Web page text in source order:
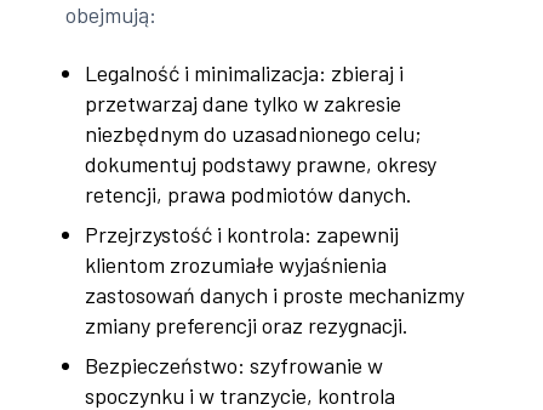
obejmują:
Legalność i minimalizacja: zbieraj i
przetwarzaj dane tylko w zakresie
niezbędnym do uzasadnionego celu;
dokumentuj podstawy prawne, okresy
retencji, prawa podmiotów danych.
Przejrzystość i kontrola: zapewnij
klientom zrozumiałe wyjaśnienia
zastosowań danych i proste mechanizmy
zmiany preferencji oraz rezygnacji.
Bezpieczeństwo: szyfrowanie w
spoczynku i w tranzycie, kontrola